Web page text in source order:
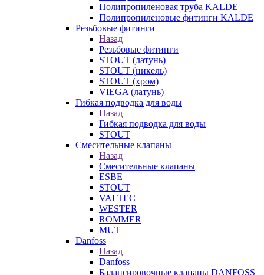
Полипропиленовая труба KALDE
Полипропиленовые фитинги KALDE
Резьбовые фитинги
Назад
Резьбовые фитинги
STOUT (латунь)
STOUT (никель)
STOUT (хром)
VIEGA (латунь)
Гибкая подводка для воды
Назад
Гибкая подводка для воды
STOUT
Смесительные клапаны
Назад
Смесительные клапаны
ESBE
STOUT
VALTEC
WESTER
ROMMER
MUT
Danfoss
Назад
Danfoss
Балансировочные клапаны DANFOSS